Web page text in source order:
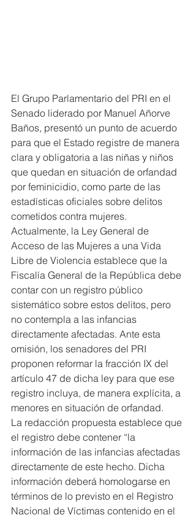
El Grupo Parlamentario del PRI en el
Senado liderado por Manuel Añorve
Baños, presentó un punto de acuerdo
para que el Estado registre de manera
clara y obligatoria a las niñas y niños
que quedan en situación de orfandad
por feminicidio, como parte de las
estadísticas oficiales sobre delitos
cometidos contra mujeres.
Actualmente, la Ley General de
Acceso de las Mujeres a una Vida
Libre de Violencia establece que la
Fiscalía General de la República debe
contar con un registro público
sistemático sobre estos delitos, pero
no contempla a las infancias
directamente afectadas. Ante esta
omisión, los senadores del PRI
proponen reformar la fracción IX del
artículo 47 de dicha ley para que ese
registro incluya, de manera explícita, a
menores en situación de orfandad.
La redacción propuesta establece que
el registro debe contener “la
información de las infancias afectadas
directamente de este hecho. Dicha
información deberá homologarse en
términos de lo previsto en el Registro
Nacional de Víctimas contenido en el